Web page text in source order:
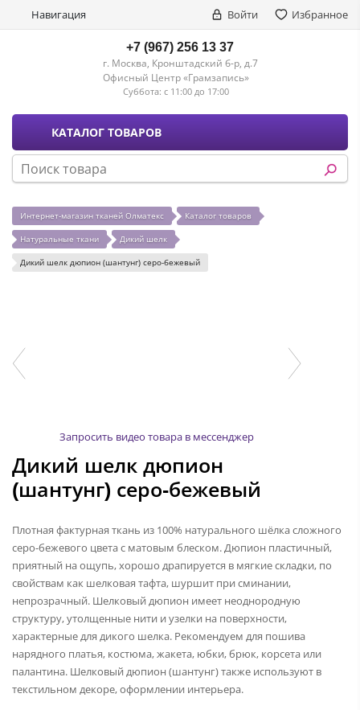
Навигация Войти Избранное
+7 (967) 256 13 37
г. Москва, Кронштадский б-р, д.7
Офисный Центр «Грамзапись»
Суббота: с 11:00 до 17:00
КАТАЛОГ ТОВАРОВ
Интернет-магазин тканей Олматекс Каталог товаров
Натуральные ткани Дикий шелк
Дикий шелк дюпион (шантунг) серо-бежевый
Запросить видео товара в мессенджер
Дикий шелк дюпион
(шантунг) серо-бежевый
Плотная фактурная ткань из 100% натурального шёлка сложного
серо-бежевого цвета с матовым блеском. Дюпион пластичный,
приятный на ощупь, хорошо драпируется в мягкие складки, по
свойствам как шелковая тафта, шуршит при сминании,
непрозрачный. Шелковый дюпион имеет неоднородную
структуру, утолщенные нити и узелки на поверхности,
характерные для дикого шелка. Рекомендуем для пошива
нарядного платья, костюма, жакета, юбки, брюк, корсета или
палантина. Шелковый дюпион (шантунг) также используют в
текстильном декоре, оформлении интерьера.